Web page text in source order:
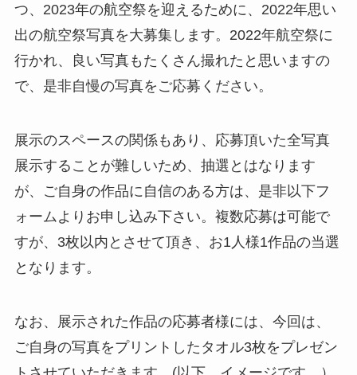
つ、2023年の航空祭を迎えるために、2022年思い
出の航空祭写真を大募集します。2022年航空祭に
行かれ、良い写真もたくさん撮れたと思いますの
で、是非自慢の写真をご応募ください。
展示のスペースの関係もあり、応募頂いた全写真
展示することが難しいため、抽選とはなります
が、ご自身の作品に自信のある方は、是非以下フ
ォームよりお申し込み下さい。複数応募は可能で
すが、3枚以内とさせて頂き、お1人様1作品の当選
となります。
なお、展示された作品の応募者様には、今回は、
ご自身の写真をプリントしたタオル3枚をプレゼン